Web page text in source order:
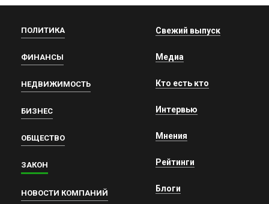
ПОЛИТИКА
ФИНАНСЫ
НЕДВИЖИМОСТЬ
БИЗНЕС
ОБЩЕСТВО
ЗАКОН
НОВОСТИ КОМПАНИЙ
Свежий выпуск
Медиа
Кто есть кто
Интервью
Мнения
Рейтинги
Блоги